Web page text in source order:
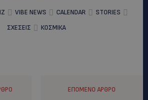
VIBE NEWS CALENDAR
STORIES
ΣΧΕΣΕΙΣ
ΚΟΣΜΙΚΑ
ΕΠΌΜΕΝΟ ΆΡΘΡΟ